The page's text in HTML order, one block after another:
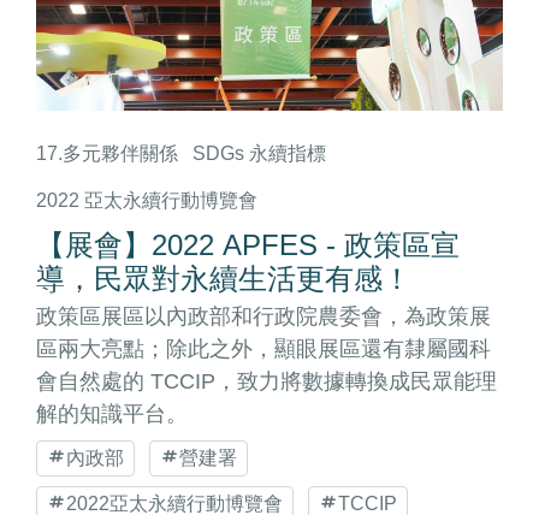
17.多元夥伴關係 SDGs 永續指標
2022 亞太永續行動博覽會
【展會】2022 APFES - 政策區宣
導，民眾對永續生活更有感！
政策區展區以內政部和行政院農委會，為政策展
區兩大亮點；除此之外，顯眼展區還有隸屬國科
會自然處的 TCCIP，致力將數據轉換成民眾能理
解的知識平台。
內政部 營建署
2022亞太永續行動博覽會 TCCIP